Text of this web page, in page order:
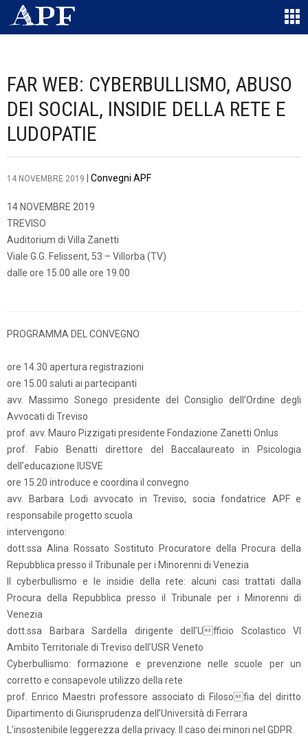
FAR WEB: CYBERBULLISMO, ABUSO
DEI SOCIAL, INSIDIE DELLA RETE E
LUDOPATIE
14 NOVEMBRE 2019 Convegni APF
14 NOVEMBRE 2019
TREVISO
Auditorium di Villa Zanetti
Viale G.G. Felissent, 53 – Villorba (TV)
dalle ore 15.00 alle ore 19.00
PROGRAMMA DEL CONVEGNO
ore 14.30 apertura registrazioni
ore 15.00 saluti ai partecipanti
avv. Massimo Sonego presidente del Consiglio dell’Ordine degli
Avvocati di Treviso
prof. avv. Mauro Pizzigati presidente Fondazione Zanetti Onlus
prof. Fabio Benatti direttore del Baccalaureato in Psicologia
dell’educazione IUSVE
ore 15.20 introduce e coordina il convegno
avv. Barbara Lodi avvocato in Treviso, socia fondatrice APF e
responsabile progetto scuola
intervengono:
dott.ssa Alina Rossato Sostituto Procuratore della Procura della
Repubblica presso il Tribunale per i Minorenni di Venezia
Il cyberbullismo e le insidie della rete: alcuni casi trattati dalla
Procura della Repubblica presso il Tribunale per i Minorenni di
Venezia
dott.ssa Barbara Sardella dirigente dell’Ufficio Scolastico VI
Ambito Territoriale di Treviso dell’USR Veneto
Cyberbullismo: formazione e prevenzione nelle scuole per un
corretto e consapevole utilizzo della rete
prof. Enrico Maestri professore associato di Filosofia del diritto
Dipartimento di Giurisprudenza dell’Università di Ferrara
L'insostenibile leggerezza della privacy. Il caso dei minori nel GDPR.